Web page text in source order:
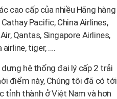
cao cấp của nhiều Hãng hàng
Pacific, China Airlines,
Qantas, Singapore Airlines,
airline, tiger, ….
dựng hệ thống đại lý cấp 2 trải
điểm này, Chúng tôi đã có tới
tỉnh thành ở Việt Nam và hơn